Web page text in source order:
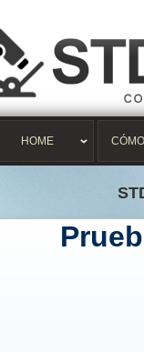
HOME